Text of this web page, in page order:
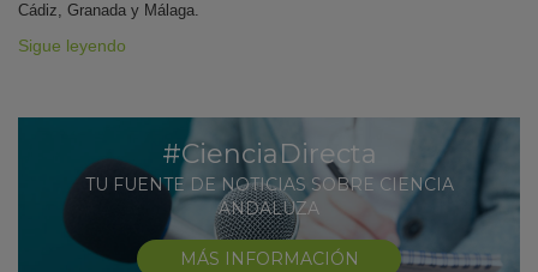
Cádiz, Granada y Málaga.
Sigue leyendo
#CienciaDirecta
TU FUENTE DE NOTICIAS SOBRE CIENCIA
ANDALUZA
MÁS INFORMACIÓN